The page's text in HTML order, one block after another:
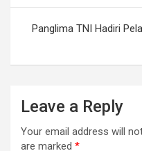
Panglima TNI Hadiri
Leave a Reply
Your email address will
are marked *